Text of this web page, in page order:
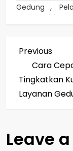
Gedung ,
P
o
s
n
Previous
Post
Previous
Cara
Tingkatkan
Layanan
Leave